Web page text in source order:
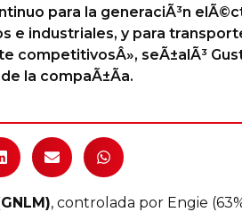
para la generaciÃ³n
e industriales, y para
competitivosÂ», seÃ±alÃ³
la compaÃ±Ã­a.
, controlada por Engie